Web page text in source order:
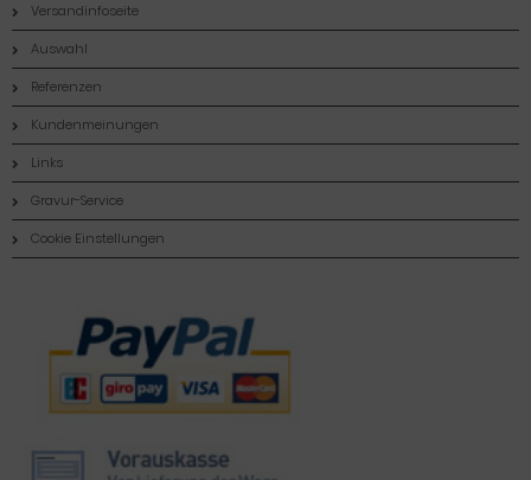
Versandinfoseite
Auswahl
Referenzen
Kundenmeinungen
Links
Gravur-Service
Cookie Einstellungen
Zahlungsmethoden